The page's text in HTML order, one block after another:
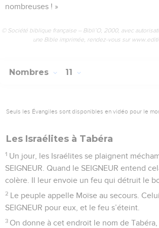
nombreuses ! »
© Société biblique française – Bibli’O, 2000, avec
une Bible imprimée, rendez-vous sur
Nombres 11
Seuls les Évangiles sont disponibles en vidéo pour le
Les Israélites à Tabéra
1 Un jour, les Israélites se plaignent
SEIGNEUR. Quand le SEIGNEUR entend
colère. Il leur envoie un feu qui détruit le
2 Le peuple appelle Moïse au secours.
SEIGNEUR pour eux, et le feu s’éteint.
3 On donne à cet endroit le nom de